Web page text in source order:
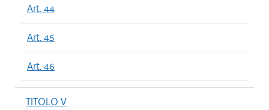
Art. 44
Art. 45
Art. 46
TITOLO V